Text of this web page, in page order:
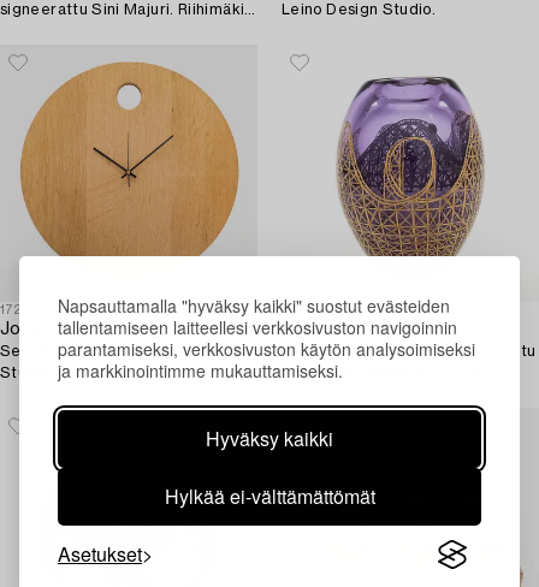
Napsauttamalla "hyväksy kaikki" suostut evästeiden
tallentamiseen laitteellesi verkkosivuston navigoinnin
parantamiseksi, verkkosivuston käytön analysoimiseksi
ja markkinointimme mukauttamiseksi.
Hyväksy kaikki
Hylkää ei-välttämättömät
Asetukset
signeerattu Sini Majuri. Riihimäki
Leino Design Studio.
1725476
Jouni Leino
Seinäkello, Jouni Leino Design
Studio.
1724505
Sini Majuri
Veistos, "Viattomuus", signeerattu
Sini Majuri. Riihimäki 2023.